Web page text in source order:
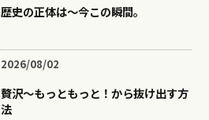
歴史の正体は〜今この瞬間。
2026/08/02
贅沢〜もっともっと！から抜け出す方
法